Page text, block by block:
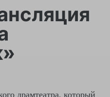
драмтеатра, который